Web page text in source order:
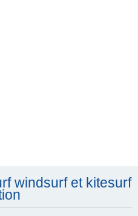
windsurf et kitesurf